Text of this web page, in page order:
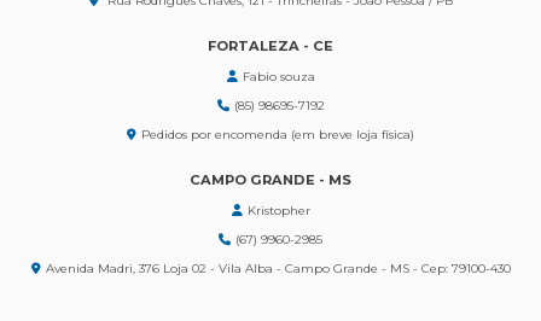
FORTALEZA - CE
Fabio souza
(85) 98695-7192
Pedidos por encomenda (em breve loja física)
CAMPO GRANDE - MS
Kristopher
(67) 9960-2985
Avenida Madri, 376 Loja 02 - Vila Alba - Campo Grande - MS - Cep: 79100-430